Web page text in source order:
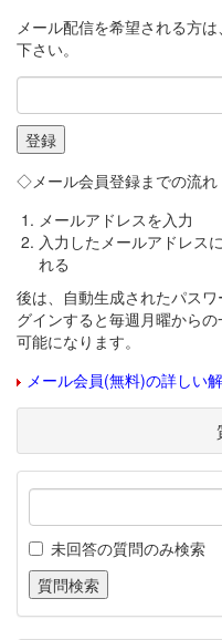
メール配信を希望される方
下さい。
◇メール会員登録までの流れ
メールアドレスを入力
入力したメールアドレス
れる
後は、自動生成されたパス
グインすると毎週月曜から
可能になります。
メール会員(無料)の詳しい
未回答の質問のみ検索